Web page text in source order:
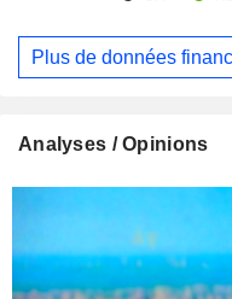
Plus de données
Analyses / Opinions